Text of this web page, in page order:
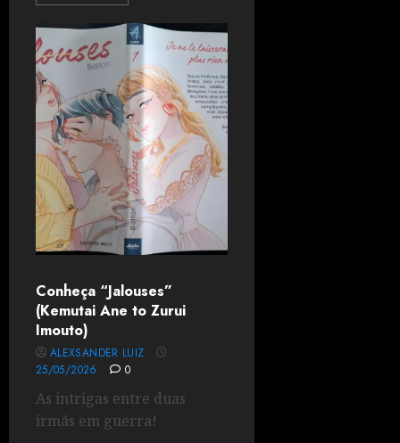
Conheça “Jalouses”
(Kemutai Ane to Zurui
Imouto)
ALEXSANDER LUIZ
25/05/2026
0
As intrigas entre duas
irmãs em guerra!